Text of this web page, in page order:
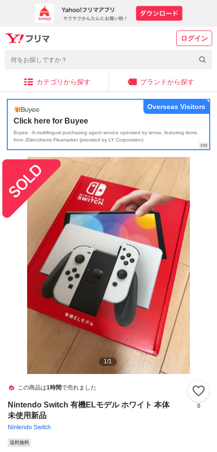
ログイン
カテゴリから探す ブランドから探す
Click here for Buyee
Buyee - A multilingual purchasing agent service operated by tenso, featuring items
from JDirectItems Fleamarket (provided by LY Corporation)
Overseas Visitors
1/1
この商品は1時間で売れました
Nintendo Switch 有機ELモデル ホワイト 本体
未使用新品
Nintendo Switch
0
送料無料